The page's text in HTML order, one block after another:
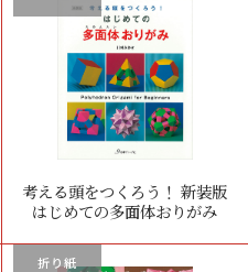
考える頭をつくろう！ 新装版
はじめての多面体おりがみ
折り紙